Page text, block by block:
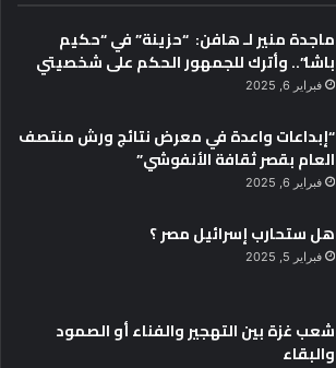
ماجدة منير لـ هافن: “حزينة” في “حكيم
باشا”.. وأترك للجمهور الحكم على شخصيتي
فبراير 6, 2025
“إبداعات واعدة في معرض نتائج ورش منتصف
العام بقصر ثقافة الأنفوشي”
فبراير 6, 2025
هل ستحارب إسرائيل مصر ؟
فبراير 5, 2025
شعب غزة بين التهجير والفناء أو الصمود
والبقاء